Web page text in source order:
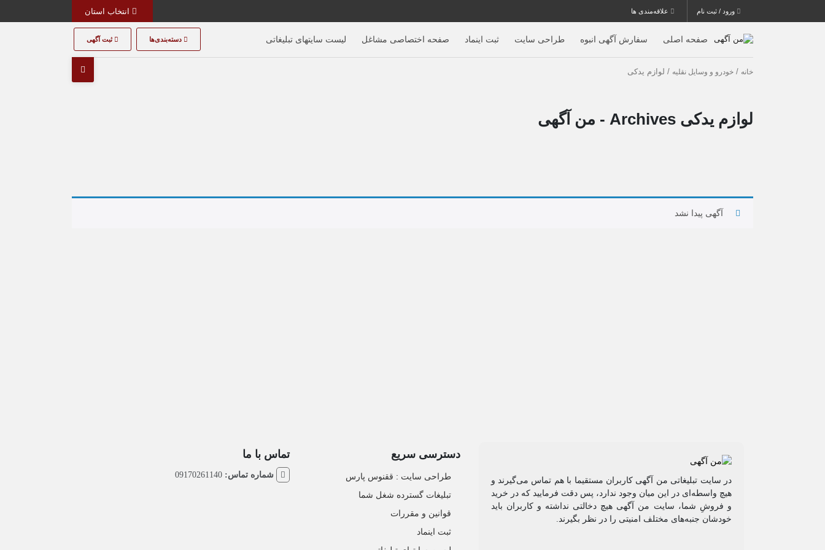
ورود / ثبت نام علاقه‌مندی ها
صفحه اصلی سفارش آگهی انبوه طراحی سایت ثبت اینماد صفحه اختصاصی مشاغل لیست سایتهای تبلیغاتی دسته‌بندی‌ها ثبت آگهی
خانه / خودرو و وسایل نقلیه / لوازم یدکی
لوازم یدکی Archives - من آگهی
آگهی پیدا نشد
در سایت تبلیغاتی من آگهی کاربران مستقیما با هم تماس می‌گیرند و
هیچ واسطه‌ای در این میان وجود ندارد، پس دقت فرمایید که در خرید
و فروشِ شما، سایت من آگهی هیچ دخالتی نداشته و کاربران باید
خودشان جنبه‌های مختلف امنیتی را در نظر بگیرند.
دسترسی سریع
طراحی سایت :‌ ققنوس پارس
تبلیغات گسترده شغل شما
قوانین و مقررات
ثبت اینماد
تماس با ما
شماره تماس: 09170261140